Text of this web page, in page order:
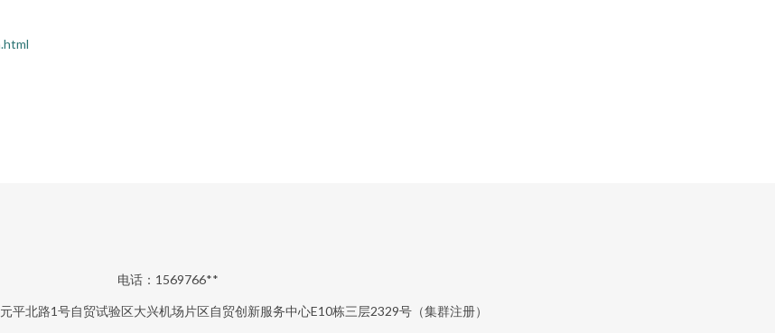
电话：1569766**
平北路1号自贸试验区大兴机场片区自贸创新服务中心E10栋三层2329号（集群注册）